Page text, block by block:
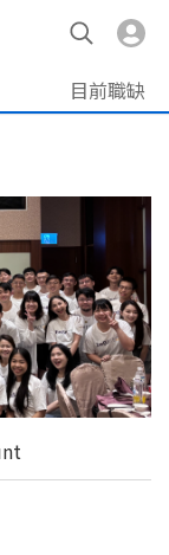
目前職缺